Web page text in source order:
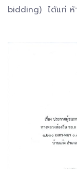
bidding) ได้แก่ ห้